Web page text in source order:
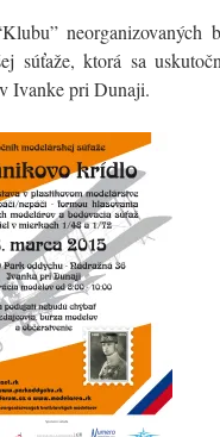
neorganizovaných
súťaže, ktorá sa
v Ivanke pri Dunaji.